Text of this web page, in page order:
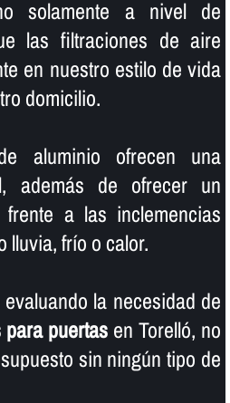
solamente a nivel de
las filtraciones de aire
en nuestro estilo de vida
domicilio.
aluminio ofrecen una
además de ofrecer un
frente a las inclemencias
lluvia, frí­o o calor.
la necesidad de
puertas en Torelló, no
sin ningún tipo de